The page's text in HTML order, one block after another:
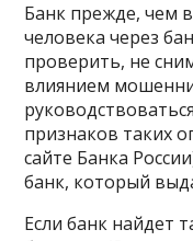
Банк прежде, чем
человека через
проверить, не
влиянием
признаков таких
сайте Банка
банк, который
Если банк найдет